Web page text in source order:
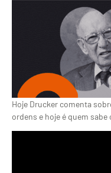
Hoje Drucker comenta
ordens e hoje é quem